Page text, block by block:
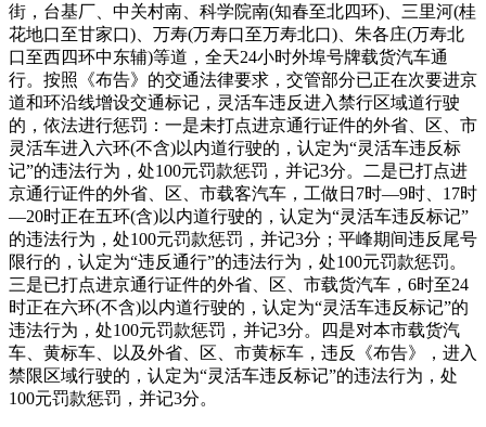
街，台基厂、中关村南、科学院南(知春至北四环)、三里河(桂
花地口至甘家口)、万寿(万寿口至万寿北口)、朱各庄(万寿北
口至西四环中东辅)等道，全天24小时外埠号牌载货汽车通
行。按照《布告》的交通法律要求，交管部分已正在次要进京
道和环沿线增设交通标记，灵活车违反进入禁行区域道行驶
的，依法进行惩罚：一是未打点进京通行证件的外省、区、市
灵活车进入六环(不含)以内道行驶的，认定为“灵活车违反标
记”的违法行为，处100元罚款惩罚，并记3分。二是已打点进
京通行证件的外省、区、市载客汽车，工做日7时—9时、17时
—20时正在五环(含)以内道行驶的，认定为“灵活车违反标记”
的违法行为，处100元罚款惩罚，并记3分；平峰期间违反尾号
限行的，认定为“违反通行”的违法行为，处100元罚款惩罚。
三是已打点进京通行证件的外省、区、市载货汽车，6时至24
时正在六环(不含)以内道行驶的，认定为“灵活车违反标记”的
违法行为，处100元罚款惩罚，并记3分。四是对本市载货汽
车、黄标车、以及外省、区、市黄标车，违反《布告》，进入
禁限区域行驶的，认定为“灵活车违反标记”的违法行为，处
100元罚款惩罚，并记3分。